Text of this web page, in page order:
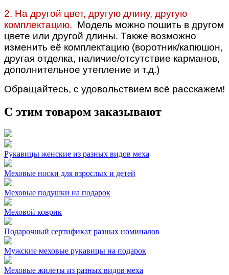
2. На другой цвет, другую длину, другую
комплектацию. Модель можно пошить в другом
цвете или другой длины. Также возможно
изменить её комплектацию (воротник/капюшон,
другая отделка, наличие/отсутствие карманов,
дополнительное утепление и т.д.)
Обращайтесь, с удовольствием всё расскажем!
С этим товаром заказывают
Рукавицы женские из разных видов меха
Меховые носки для взрослых и детей
Меховые подушки на подарок
Меховой коврик
Подарочный сертификат разных номиналов
Мужские меховые рукавицы на подарок
Меховые жилеты из разных видов меха